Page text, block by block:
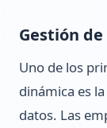
Gestión
Uno de los
dinámica es
datos. Las